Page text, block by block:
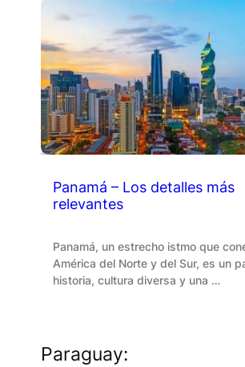
Panamá – Los detalles más
relevantes
Panamá, un estrecho istmo que
América del Norte y del Sur, es un
historia, cultura diversa y una …
Paraguay: